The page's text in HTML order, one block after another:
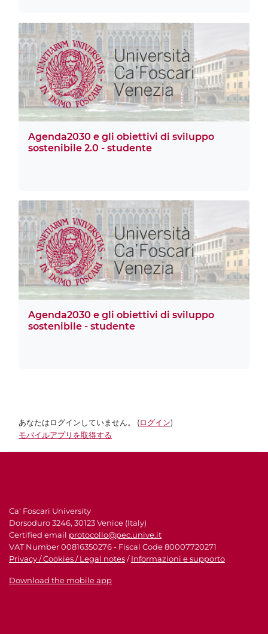
Agenda2030 e gli obiettivi di sviluppo
sostenibile 2.0 - studente
Agenda2030 e gli obiettivi di sviluppo
sostenibile - studente
あなたはログインしていません。 (ログイン)
モバイルアプリを取得する
Ca' Foscari University
Dorsoduro 3246, 30123 Venice (Italy)
Certified email protocollo@pec.unive.it
VAT Number 00816350276 - Fiscal Code 80007720271
Privacy / Cookies / Legal notes/Informazioni e supporto
Download the mobile app